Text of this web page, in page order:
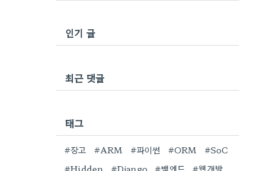
인기 글
최근 댓글
태그
#장고 #ARM #파이썬 #ORM
#SoC
#Hidden
#Django #백엔드 #웹개발